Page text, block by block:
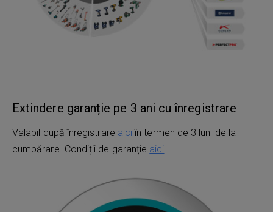
Extindere garanție pe 3 ani cu înregistrare
Valabil după înregistrare aici în termen de 3 luni de la
cumpărare. Condiții de garanție aici.